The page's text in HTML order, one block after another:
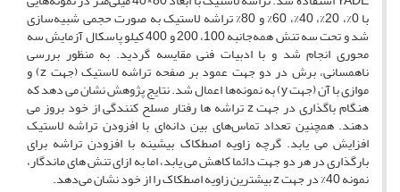
با 0%، 20%، 40%، 60% و 80% تراشه لاستیک به صورت حجمی شبیه‌سازی
شد و تحت سه تنش همه‌جانبه 100، 200 و 400 کیلو پاسکال آزمایش سه
محوری انجام شد و با ادبیات فنی مقایسه گردید. به منظور بررسی
ناهمسانی، برش در دو جهت عمود بر صفحه تراشه لاستیک (جهت z) و
موازی با آن (جهت y) به نمونه‌ها اعمال شد. نتایج پژوهش نشان می دهد که
هنگام باگذاری در جهت z تراشه ها رفتار مسلح کنندگی از خود بروز می
دهند. همچنین تعداد تماس‌های بین دانه‌ای با افزودن تراشه لاستیک
افزایش می یابد. گرچه زاویه اصطکاک بیشینه با افزودن تراشه برای
بارگذاری در هر دو جهت دائما کاهش می یابد، اما به ازای تنش های ماندگار،
نمونه 40% در جهت z بیشترین زاویه اصطکاک را از خود نشان می‌دهد.